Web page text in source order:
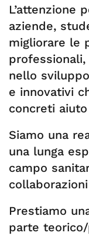
L’attenzione
aziende,
migliorare le
nello
e innovativi
concreti
Siamo una
una lunga
campo
Prestiamo
parte